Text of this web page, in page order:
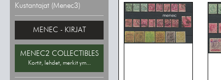
Kustantajat (Menec3)
MENEC - KIRJAT
MENEC2 COLLECTIBLES
Kortit, lehdet, merkit ym...